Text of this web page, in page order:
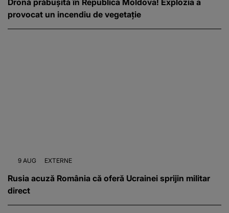
provocat un incendiu de vegetație
9 AUG EXTERNE
Rusia acuză România că oferă Ucrainei sprijin militar
direct